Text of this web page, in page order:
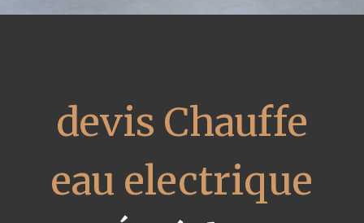
devis Chauffe
eau electrique